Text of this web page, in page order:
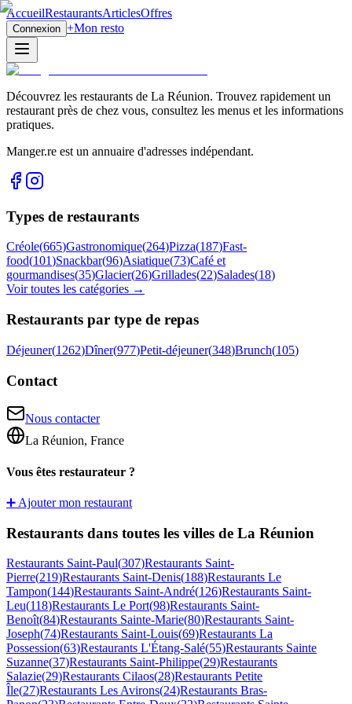
AccueilRestaurantsArticlesOffres
Connexion +Mon resto
Découvrez les restaurants de La Réunion. Trouvez rapidement un
restaurant près de chez vous, consultez les menus et les informations
pratiques.
Manger.re est un annuaire d'adresses indépendant.
Types de restaurants
Créole(665)Gastronomique(264)Pizza(187)Fast-
food(101)Snackbar(96)Asiatique(73)Café et
gourmandises(35)Glacier(26)Grillades(22)Salades(18)
Voir toutes les catégories →
Restaurants par type de repas
Déjeuner(1262)Dîner(977)Petit-déjeuner(348)Brunch(105)
Contact
Nous contacter
La Réunion, France
Vous êtes restaurateur ?
➕ Ajouter mon restaurant
Restaurants dans toutes les villes de La Réunion
Restaurants Saint-Paul(307)Restaurants Saint-
Pierre(219)Restaurants Saint-Denis(188)Restaurants Le
Tampon(144)Restaurants Saint-André(126)Restaurants Saint-
Leu(118)Restaurants Le Port(98)Restaurants Saint-
Benoît(84)Restaurants Sainte-Marie(80)Restaurants Saint-
Joseph(74)Restaurants Saint-Louis(69)Restaurants La
Possession(63)Restaurants L'Étang-Salé(55)Restaurants Sainte
Suzanne(37)Restaurants Saint-Philippe(29)Restaurants
Salazie(29)Restaurants Cilaos(28)Restaurants Petite
Île(27)Restaurants Les Avirons(24)Restaurants Bras-